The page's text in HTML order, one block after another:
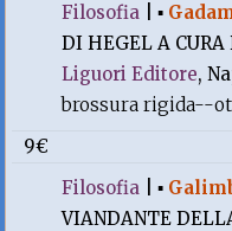
Filosofia |▪
DI HEGEL A CURA
Liguori Editore,
brossura rigida--
9€
Filosofia |▪
VIANDANTE